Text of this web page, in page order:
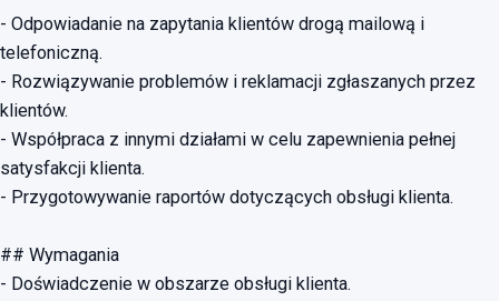
- Odpowiadanie na zapytania klientów drogą mailową i
telefoniczną.
- Rozwiązywanie problemów i reklamacji zgłaszanych przez
klientów.
- Współpraca z innymi działami w celu zapewnienia pełnej
satysfakcji klienta.
- Przygotowywanie raportów dotyczących obsługi klienta.
## Wymagania
- Doświadczenie w obszarze obsługi klienta.